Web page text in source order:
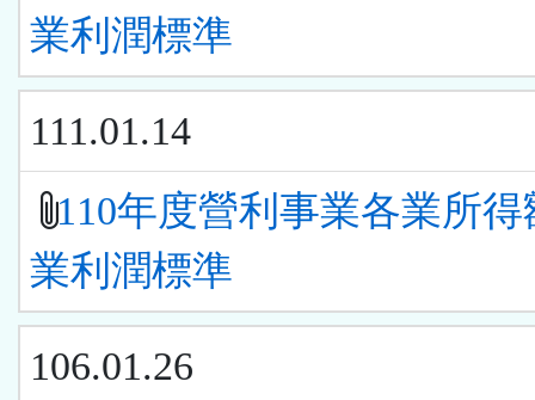
業利潤標準
111.01.14
110年度營利事業各業所
業利潤標準
106.01.26